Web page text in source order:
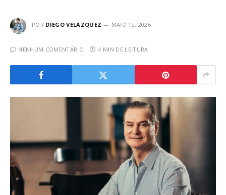
POR DIEGO VELÁZQUEZ MAIO 12, 2026
NENHUM COMENTÁRIO 4 MIN DE LEITURA